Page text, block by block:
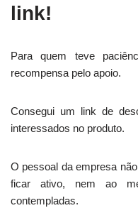
link!
Para quem teve
recompensa pelo apoio.
Consegui um link de
interessados no produto.
O pessoal da empresa
ficar ativo, nem ao
contempladas.